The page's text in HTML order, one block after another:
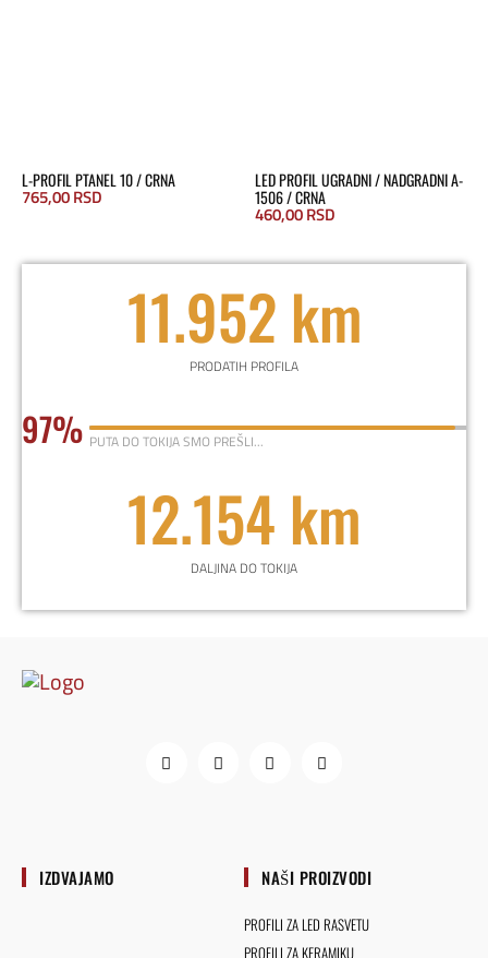
L-PROFIL PTANEL 10 / CRNA
765,00RSD
LED PROFIL UGRADNI / NADGRADNI A-
1506 / CRNA
460,00RSD
11.952 km
PRODATIH PROFILA
97% PUTA DO TOKIJA SMO PREŠLI...
12.154 km
DALJINA DO TOKIJA
IZDVAJAMO NAŠI PROIZVODI
PROFILI ZA LED RASVETU
PROFILI ZA KERAMIKU